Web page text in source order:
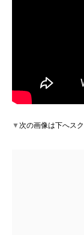
▼次の画像は下へス